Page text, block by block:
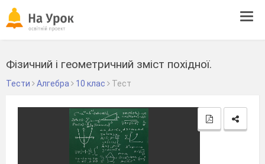
Фізичний і геометричний зміст похідної.
Тести Алгебра 10 клас Тест